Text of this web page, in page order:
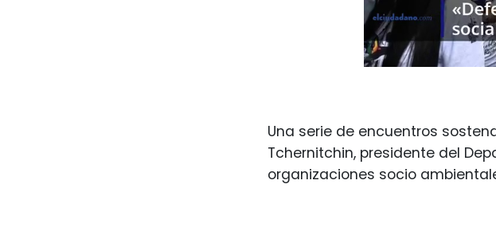
Una serie de encuentros
Tchernitchin, presidente del
organizaciones socio